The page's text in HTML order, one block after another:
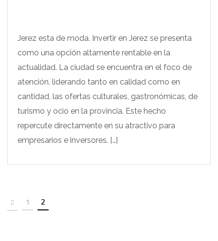
Jerez esta de moda. Invertir en Jerez se presenta
como una opción altamente rentable en la
actualidad. La ciudad se encuentra en el foco de
atención, liderando tanto en calidad como en
cantidad, las ofertas culturales, gastronómicas, de
turismo y ocio en la provincia. Este hecho
repercute directamente en su atractivo para
empresarios e inversores. […]
1 2